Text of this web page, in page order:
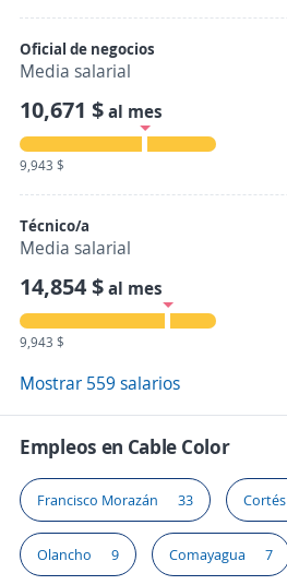
Oficial de negocios
Media salarial
10,671 $al mes
9,943 $
Técnico/a
Media salarial
14,854 $al mes
9,943 $
Mostrar 559 salarios
Empleos en Cable Color
Francisco Morazán 33 Cortés
Olancho 9 Comayagua 7